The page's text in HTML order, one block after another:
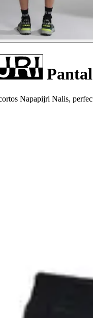
Napapijri Nalis,